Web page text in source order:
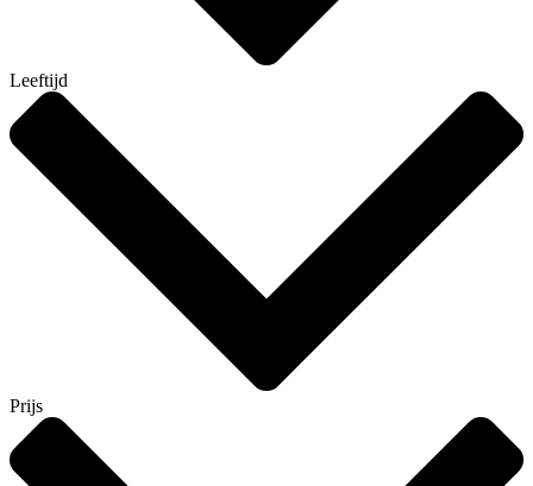
Leeftijd
Prijs